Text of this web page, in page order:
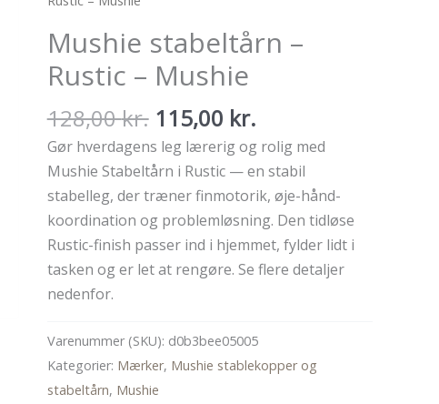
Mushie stabeltårn –
Rustic – Mushie
128,00kr. Den
oprindelige
pris
var:
128,00 kr..
115,00 kr.Den
aktuelle
pris
er:
115,00 kr..
Gør hverdagens leg lærerig og rolig med
Mushie Stabeltårn i Rustic — en stabil
stabelleg, der træner finmotorik, øje-hånd-
koordination og problemløsning. Den tidløse
Rustic-finish passer ind i hjemmet, fylder lidt i
tasken og er let at rengøre. Se flere detaljer
nedenfor.
Varenummer (SKU): d0b3bee05005
Kategorier: Mærker, Mushie stablekopper og
stabeltårn, Mushie